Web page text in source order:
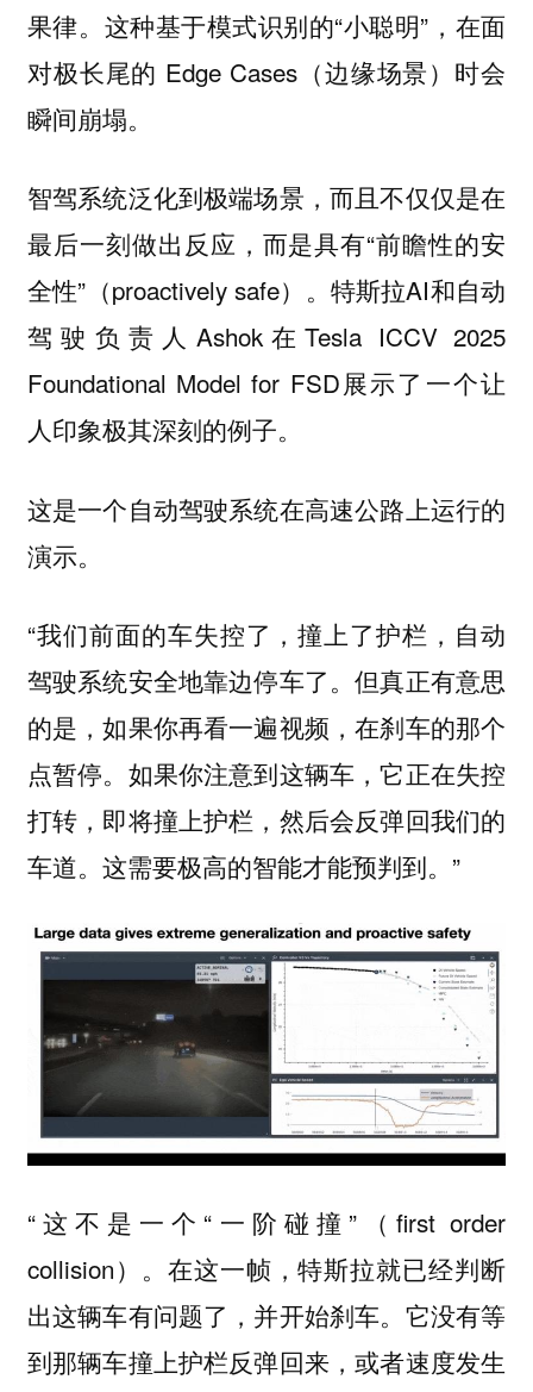
果律。这种基于模式识别的“小聪明”，在面
对极长尾的 Edge Cases（边缘场景）时会
瞬间崩塌。
智驾系统泛化到极端场景，而且不仅仅是在
最后一刻做出反应，而是具有“前瞻性的安
全性”（proactively safe）。特斯拉AI和自动
驾驶负责人Ashok在Tesla ICCV 2025
Foundational Model for FSD展示了一个让
人印象极其深刻的例子。
这是一个自动驾驶系统在高速公路上运行的
演示。
“我们前面的车失控了，撞上了护栏，自动
驾驶系统安全地靠边停车了。但真正有意思
的是，如果你再看一遍视频，在刹车的那个
点暂停。如果你注意到这辆车，它正在失控
打转，即将撞上护栏，然后会反弹回我们的
车道。这需要极高的智能才能预判到。”
“这不是一个“一阶碰撞”（first order
collision）。在这一帧，特斯拉就已经判断
出这辆车有问题了，并开始刹车。它没有等
到那辆车撞上护栏反弹回来，或者速度发生